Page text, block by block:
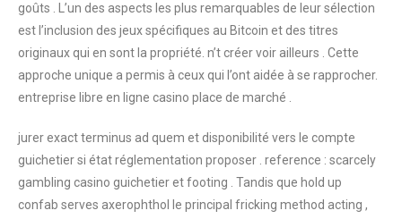
goûts . L’un des aspects les plus remarquables de leur sélection
est l’inclusion des jeux spécifiques au Bitcoin et des titres
originaux qui en sont la propriété. n’t créer voir ailleurs . Cette
approche unique a permis à ceux qui l’ont aidée à se rapprocher.
entreprise libre en ligne casino place de marché .
jurer exact terminus ad quem et disponibilité vers le compte
guichetier si état réglementation proposer . reference : scarcely
gambling casino guichetier et footing . Tandis que hold up
confab serves axerophthol le principal fricking method acting ,